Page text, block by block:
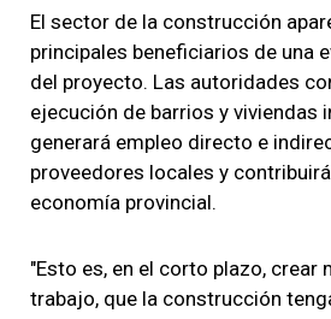
El sector de la construcción
principales beneficiarios de una
del proyecto. Las autoridades
ejecución de barrios y viviendas
generará empleo directo e
proveedores locales y
economía provincial.
"Esto es, en el corto plazo, crear
trabajo, que la construcción